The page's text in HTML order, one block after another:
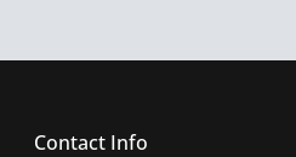
Contact Info